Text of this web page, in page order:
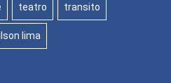
teatro transito
lima